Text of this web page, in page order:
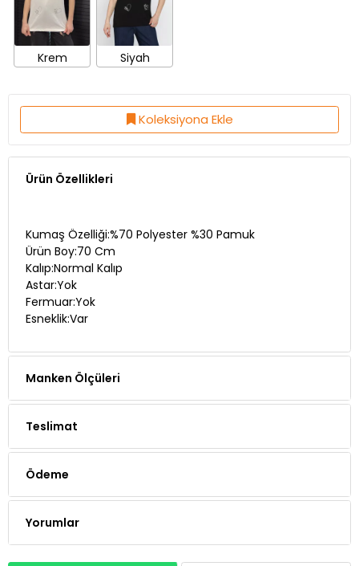
Krem Siyah
Koleksiyona Ekle
Ürün Özellikleri
Kumaş Özelliği:%70 Polyester %30 Pamuk
Ürün Boy:70 Cm
Kalıp:Normal Kalıp
Astar:Yok
Fermuar:Yok
Esneklik:Var
Manken Ölçüleri
Teslimat
Ödeme
Yorumlar